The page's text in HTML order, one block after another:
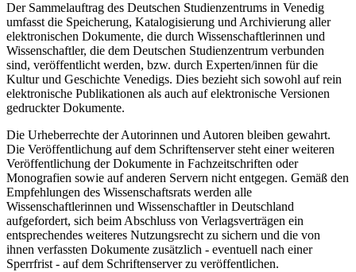
Der Sammelauftrag des Deutschen Studienzentrums in Venedig
umfasst die Speicherung, Katalogisierung und Archivierung aller
elektronischen Dokumente, die durch Wissenschaftlerinnen und
Wissenschaftler, die dem Deutschen Studienzentrum verbunden
sind, veröffentlicht werden, bzw. durch Experten/innen für die
Kultur und Geschichte Venedigs. Dies bezieht sich sowohl auf rein
elektronische Publikationen als auch auf elektronische Versionen
gedruckter Dokumente.
Die Urheberrechte der Autorinnen und Autoren bleiben gewahrt.
Die Veröffentlichung auf dem Schriftenserver steht einer weiteren
Veröffentlichung der Dokumente in Fachzeitschriften oder
Monografien sowie auf anderen Servern nicht entgegen. Gemäß den
Empfehlungen des Wissenschaftsrats werden alle
Wissenschaftlerinnen und Wissenschaftler in Deutschland
aufgefordert, sich beim Abschluss von Verlagsverträgen ein
entsprechendes weiteres Nutzungsrecht zu sichern und die von
ihnen verfassten Dokumente zusätzlich - eventuell nach einer
Sperrfrist - auf dem Schriftenserver zu veröffentlichen.